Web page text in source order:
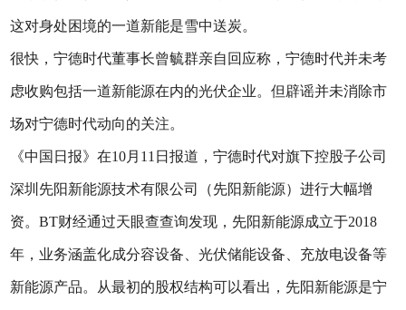
这对身处困境的一道新能是雪中送炭。
很快，宁德时代董事长曾毓群亲自回应称，宁德时代并未考
虑收购包括一道新能源在内的光伏企业。但辟谣并未消除市
场对宁德时代动向的关注。
《中国日报》在10月11日报道，宁德时代对旗下控股子公司
深圳先阳新能源技术有限公司（先阳新能源）进行大幅增
资。BT财经通过天眼查查询发现，先阳新能源成立于2018
年，业务涵盖化成分容设备、光伏储能设备、充放电设备等
新能源产品。从最初的股权结构可以看出，先阳新能源是宁